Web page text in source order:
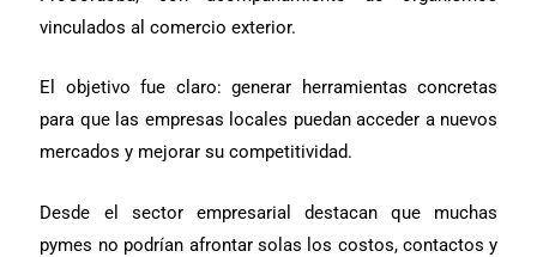
vinculados al comercio exterior.
El objetivo fue claro: generar herramientas concretas
para que las empresas locales puedan acceder a nuevos
mercados y mejorar su competitividad.
Desde el sector empresarial destacan que muchas
pymes no podrían afrontar solas los costos, contactos y